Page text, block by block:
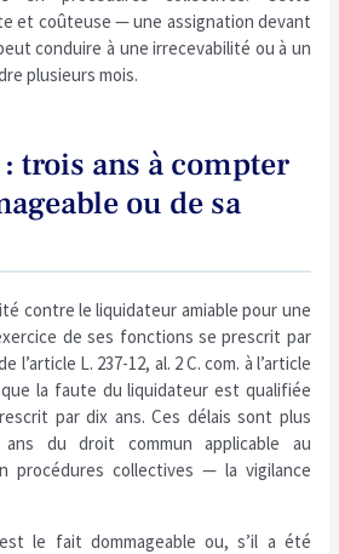
et coûteuse — une assignation devant
conduire à une irrecevabilité ou à un
plusieurs mois.
trois ans à compter
ou de sa
contre le liquidateur amiable pour une
de ses fonctions se prescrit par
l’article L. 237-12, al. 2 C. com. à l’article
la faute du liquidateur est qualifiée
par dix ans. Ces délais sont plus
du droit commun applicable au
procédures collectives — la vigilance
est le fait dommageable ou, s’il a été